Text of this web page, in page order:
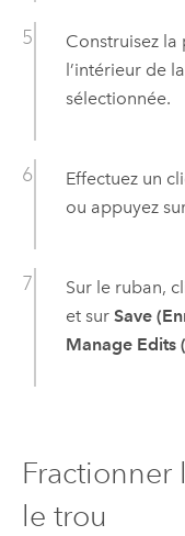
Construisez
l’intérieur de
sélectionnée.
Effectuez un
ou appuyez
Sur le ruban,
et sur Save
Manage Edits
Fractionner
le trou